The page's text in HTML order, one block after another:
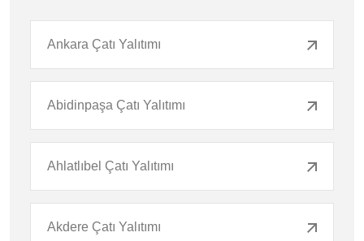
Ankara Çatı Yalıtımı
Abidinpaşa Çatı Yalıtımı
Ahlatlıbel Çatı Yalıtımı
Akdere Çatı Yalıtımı